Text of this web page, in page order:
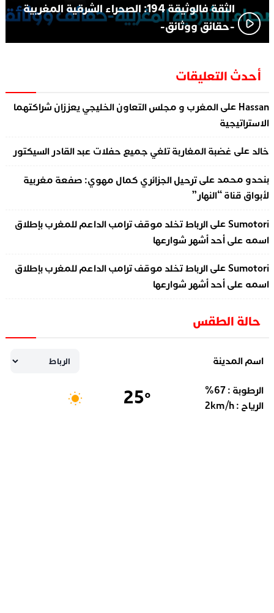
الثقة فالوثيقة 194: الصحراء الشرقية المغربية
-حقائق ووثائق-
أحدث التعليقات
Hassan علىالمغرب و مجلس التعاون الخليجي يعززان شراكتهما
الاستراتيجية
خالد على غضبة المغاربة تلغي جميع حفلات عبد القادر السيكتور
بنحدو محمد علىترحيل الجزائري كمال مهوي: صفعة مغربية
لأبواق قناة “النهار”
Sumotoriعلىالرباط تخلد موقف ترامب الداعم للمغرب بإطلاق
اسمه على أحد أشهر شوارعها
Sumotoriعلىالرباط تخلد موقف ترامب الداعم للمغرب بإطلاق
اسمه على أحد أشهر شوارعها
حالة الطقس
اسم المدينة
الرطوبة :67
%
الرياح :
2km/h
25°